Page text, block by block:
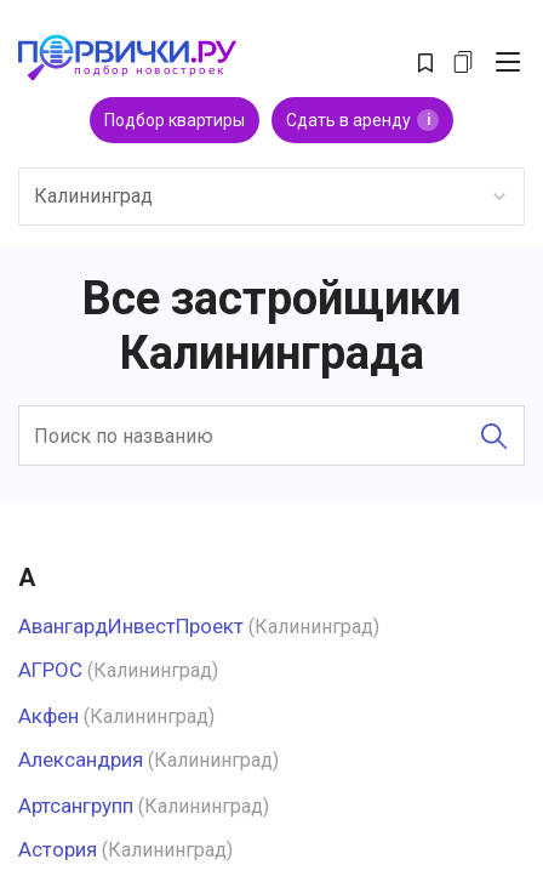
Подбор квартиры Сдать в аренду i
Калининград
Все застройщики
Калининграда
А
АвангардИнвестПроект (Калининград)
АГРОС (Калининград)
Акфен (Калининград)
Александрия (Калининград)
Артсангрупп (Калининград)
Астория (Калининград)